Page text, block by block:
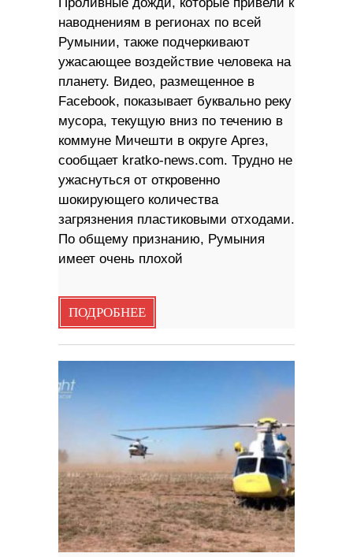
наводнениям в регионах по всей
Румынии, также подчеркивают
ужасающее воздействие человека на
планету. Видео, размещенное в
Facebook, показывает буквально реку
мусора, текущую вниз по течению в
коммуне Мичешти в округе Аргез,
сообщает kratko-news.com. Трудно не
ужаснуться от откровенно
шокирующего количества
загрязнения пластиковыми отходами.
По общему признанию, Румыния
имеет очень плохой
ПОДРОБНЕЕ